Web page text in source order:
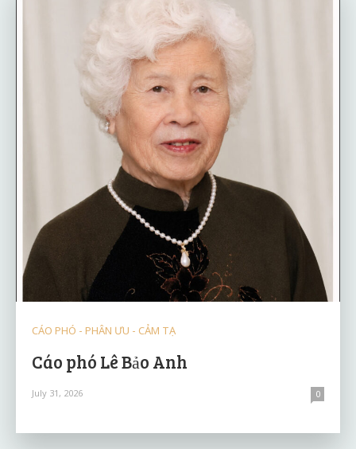
CÁO PHÓ - PHÂN ƯU - CẢM TẠ
Cáo phó Lê Bảo Anh
July 31, 2026 0